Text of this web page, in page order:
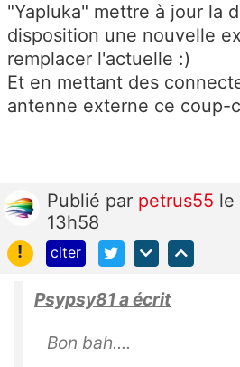
"Yapluka" mettre à jour la
disposition une nouvelle
remplacer l'actuelle :)
Et en mettant des
antenne externe ce coup-
Publié par petrus55 le
13h58
!
citer
Psypsy81 a écrit
Bon bah....